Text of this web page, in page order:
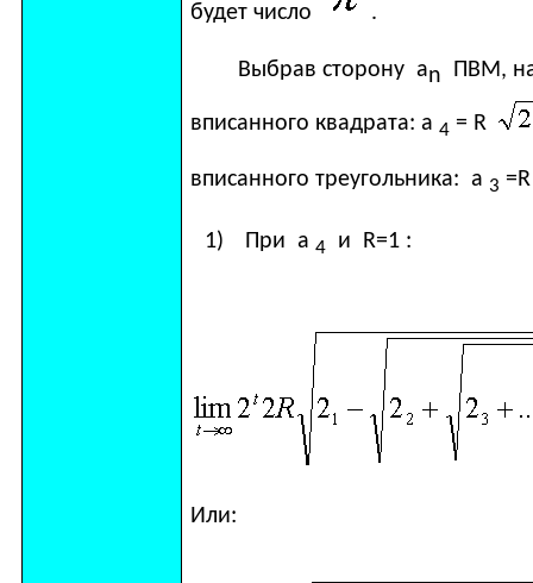
будет число .
Выбрав сторону аn ПВМ,
вписанного квадрата: а 4 = R
вписанного треугольника: а 3 = R
1) При а 4 и R=1 :
Или: